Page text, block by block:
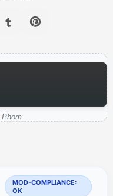
MOD-COMPLIANCE:
OK